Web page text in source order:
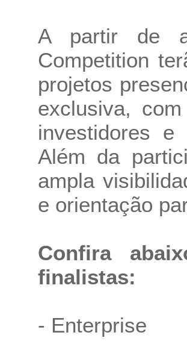
A partir de
Competition
projetos
exclusiva,
investidores
Além da
ampla
e orientação
Confira
finalistas:
- Enterprise